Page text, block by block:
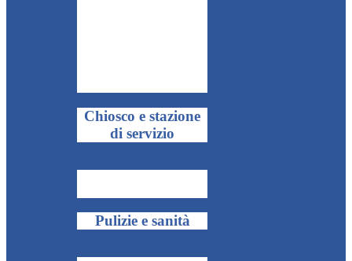
Chiosco e stazione
di servizio
Pulizie e sanità